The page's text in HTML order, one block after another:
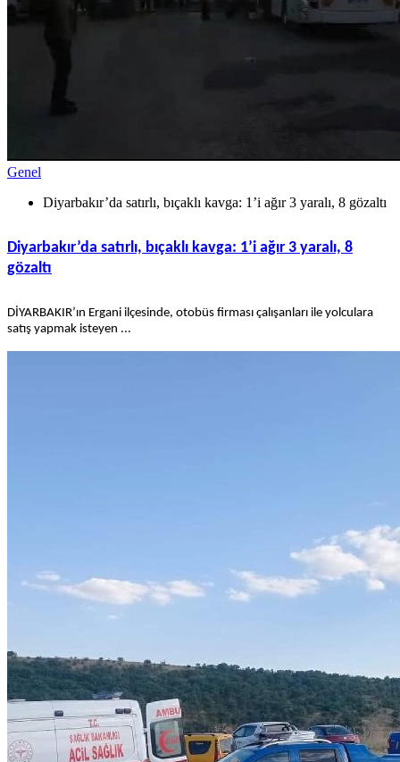
Genel
Diyarbakır’da satırlı, bıçaklı kavga: 1’i ağır 3 yaralı, 8 gözaltı
Diyarbakır’da satırlı, bıçaklı kavga: 1’i ağır 3 yaralı, 8
gözaltı
DİYARBAKIR’ın Ergani ilçesinde, otobüs firması çalışanları ile yolculara
satış yapmak isteyen ...